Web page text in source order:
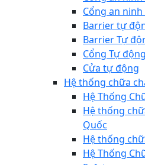
Cổng an ninh
Barrier tự
Barrier Tự
Cổng Tự động
Cửa tự động
Hệ thống chữa
Hệ Thống
Hệ thống
Quốc
Hệ thống
Hệ Thống